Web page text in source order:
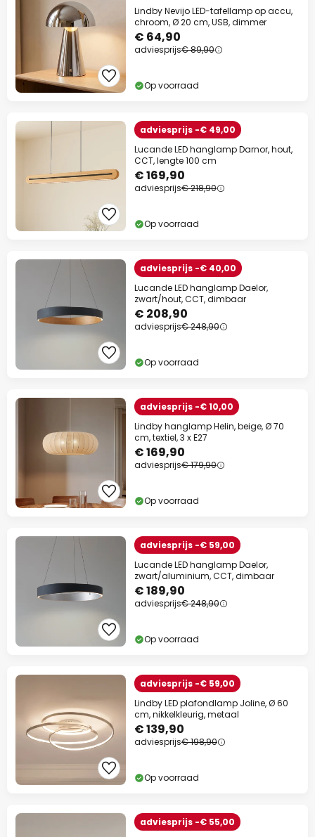
Lindby Nevijo LED-tafellamp op accu,
chroom, Ø 20 cm, USB, dimmer
€ 64,90
adviesprijs€ 89,90
Op voorraad
adviesprijs -€ 49,00
Lucande LED hanglamp Darnor, hout,
CCT, lengte 100 cm
€ 169,90
adviesprijs€ 218,90
Op voorraad
adviesprijs -€ 40,00
Lucande LED hanglamp Daelor,
zwart/hout, CCT, dimbaar
€ 208,90
adviesprijs€ 248,90
Op voorraad
adviesprijs -€ 10,00
Lindby hanglamp Helin, beige, Ø 70
cm, textiel, 3 x E27
€ 169,90
adviesprijs€ 179,90
Op voorraad
adviesprijs -€ 59,00
Lucande LED hanglamp Daelor,
zwart/aluminium, CCT, dimbaar
€ 189,90
adviesprijs€ 248,90
Op voorraad
adviesprijs -€ 59,00
Lindby LED plafondlamp Joline, Ø 60
cm, nikkelkleurig, metaal
€ 139,90
adviesprijs€ 198,90
Op voorraad
adviesprijs -€ 55,00